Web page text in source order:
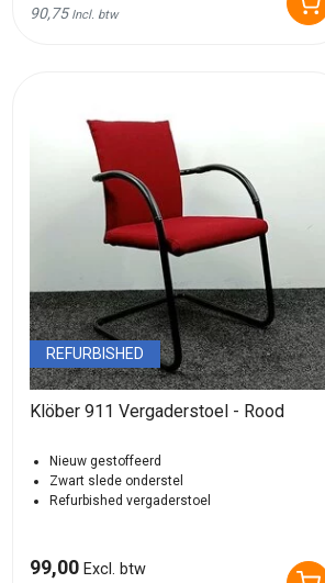
90,75Incl. btw
REFURBISHED
Klöber 911 Vergaderstoel - Rood
Nieuw gestoffeerd
Zwart slede onderstel
Refurbished vergaderstoel
99,00 Excl. btw